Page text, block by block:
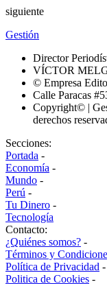
siguiente
Gestión
Director
VÍCTOR
© Empresa
Calle Paracas
Copyright© |
derechos
Secciones:
Portada -
Economía -
Mundo -
Perú -
Tu Dinero -
Tecnología
Contacto:
¿Quiénes somos? -
Términos y
Política de Privacidad -
Politica de Cookies -